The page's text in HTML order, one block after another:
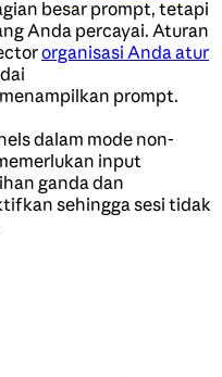
besar prompt, tetapi
Anda percayai. Aturan
organisasi Anda atur
prompt.
dalam mode non-
input
ganda dan
sehingga sesi tidak